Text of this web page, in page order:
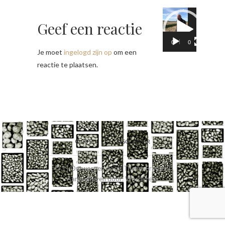
Geef een reactie
Je moet ingelogd zijn op om een
reactie te plaatsen.
Videospeler
00:00 02:05
© 2017 DISCLAIMER
© J| Ontworpen door:Theme Freesia|
Aangedreven door:WordPress